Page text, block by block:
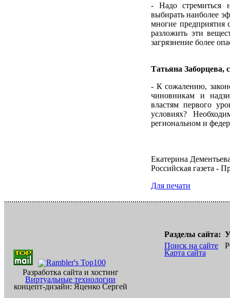
- Надо стремиться
выбирать наиболее
многие предприятия
разложить эти
загрязнение более
Татьяна
- К сожалению,
чиновникам и
властям первого
условиях?
региональном и
Екатерина
Российская газета -
Для печати
Разработка сайта и хостинг
Виртуальные технологии
концепт-дизайн: Яценко Сергей
Разделы сайта:
Поиск на сайте
Карта сайта